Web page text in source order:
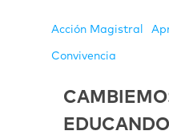
Acción Magistral
Convivencia